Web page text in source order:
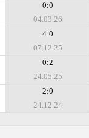
0:0
04.03.26
4:0
07.12.25
0:2
24.05.25
2:0
24.12.24